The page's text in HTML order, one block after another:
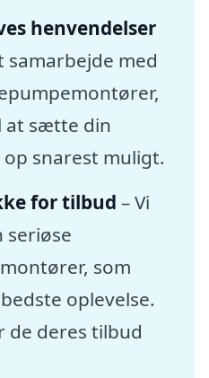
henvendelser
samarbejde med
at sætte din
snarest muligt.
for tilbud – Vi
seriøse
som
oplevelse.
de deres tilbud